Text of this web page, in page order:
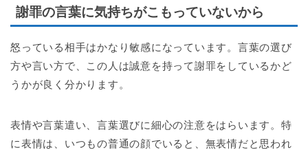
謝罪の言葉に気持ちがこもっていないから
怒っている相手はかなり敏感になっています。言葉の選び
方や言い方で、この人は誠意を持って謝罪をしているかど
うかが良く分かります。
表情や言葉遣い、言葉選びに細心の注意をはらいます。特
に表情は、いつもの普通の顔でいると、無表情だと思われ